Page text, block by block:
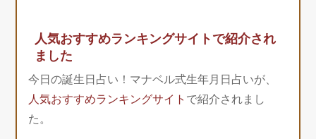
人気おすすめランキングサイトで紹介され
ました
今日の誕生日占い！マナベル式生年月日占いが、
人気おすすめランキングサイト で紹介されまし
た。